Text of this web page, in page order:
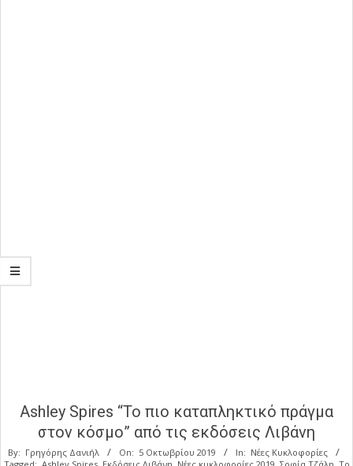
Ashley Spires “Το πιο καταπληκτικό πράγμα
στον κόσμο” από τις εκδόσεις Λιβάνη
By: Γρηγόρης Δανιήλ On: 5 Οκτωβρίου 2019 In: Νέες Κυκλοφορίες